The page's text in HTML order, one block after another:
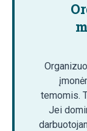
temomis.
Jei